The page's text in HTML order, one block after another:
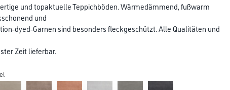
und topaktuelle Teppichböden. Wärmedämmend, fußwarm
und
dyed-Garnen sind besonders fleckgeschützt. Alle Qualitäten und
Zeit lieferbar.